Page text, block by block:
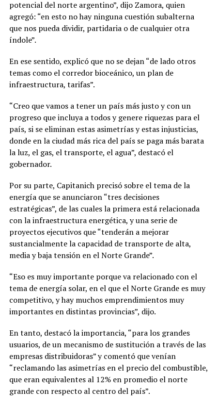
potencial del norte argentino”, dijo Zamora, quien
agregó: “en esto no hay ninguna cuestión subalterna
que nos pueda dividir, partidaria o de cualquier otra
índole”.
En ese sentido, explicó que no se dejan “de lado otros
temas como el corredor bioceánico, un plan de
infraestructura, tarifas”.
“Creo que vamos a tener un país más justo y con un
progreso que incluya a todos y genere riquezas para el
país, si se eliminan estas asimetrías y estas injusticias,
donde en la ciudad más rica del país se paga más barata
la luz, el gas, el transporte, el agua”, destacó el
gobernador.
Por su parte, Capitanich precisó sobre el tema de la
energía que se anunciaron “tres decisiones
estratégicas”, de las cuales la primera está relacionada
con la infraestructura energética, y una serie de
proyectos ejecutivos que “tenderán a mejorar
sustancialmente la capacidad de transporte de alta,
media y baja tensión en el Norte Grande”.
“Eso es muy importante porque va relacionado con el
tema de energía solar, en el que el Norte Grande es muy
competitivo, y hay muchos emprendimientos muy
importantes en distintas provincias”, dijo.
En tanto, destacó la importancia, “para los grandes
usuarios, de un mecanismo de sustitución a través de las
empresas distribuidoras” y comentó que venían
“reclamando las asimetrías en el precio del combustible,
que eran equivalentes al 12% en promedio el norte
grande con respecto al centro del país”.